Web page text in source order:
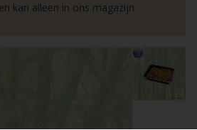
kan alleen in ons magazijn